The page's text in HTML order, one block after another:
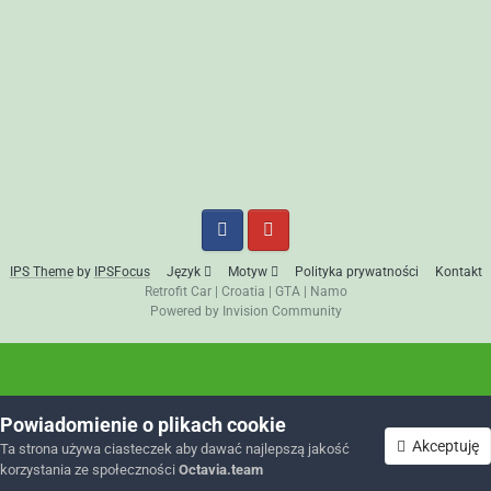
IPS Themeby IPSFocus Język Motyw Polityka prywatności
Kontakt
Retrofit Car| Croatia GTA|
Namo
Powered by Invision Community
Powiadomienie o plikach cookie
Ta strona używa ciasteczek aby dawać najlepszą jakość
korzystania ze społeczności Octavia.team
Akceptuję
Forum Nieprzeczytane Zaloguj się